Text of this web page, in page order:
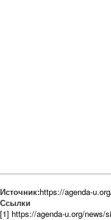
Источник:https://agenda-
Ссылки
[1] https://agenda-u.org/news/